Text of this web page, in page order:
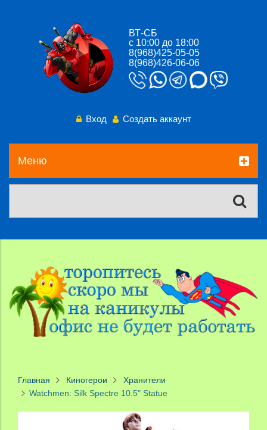
ВТ-СБ
с 10:00 до 18:00
8(968)425-05-05
8(968)426-06-06
Вход Создать аккаунт
Меню
Главная Киногерои
Хранители
Watchmen: Silk Spectre 10.5" Statue